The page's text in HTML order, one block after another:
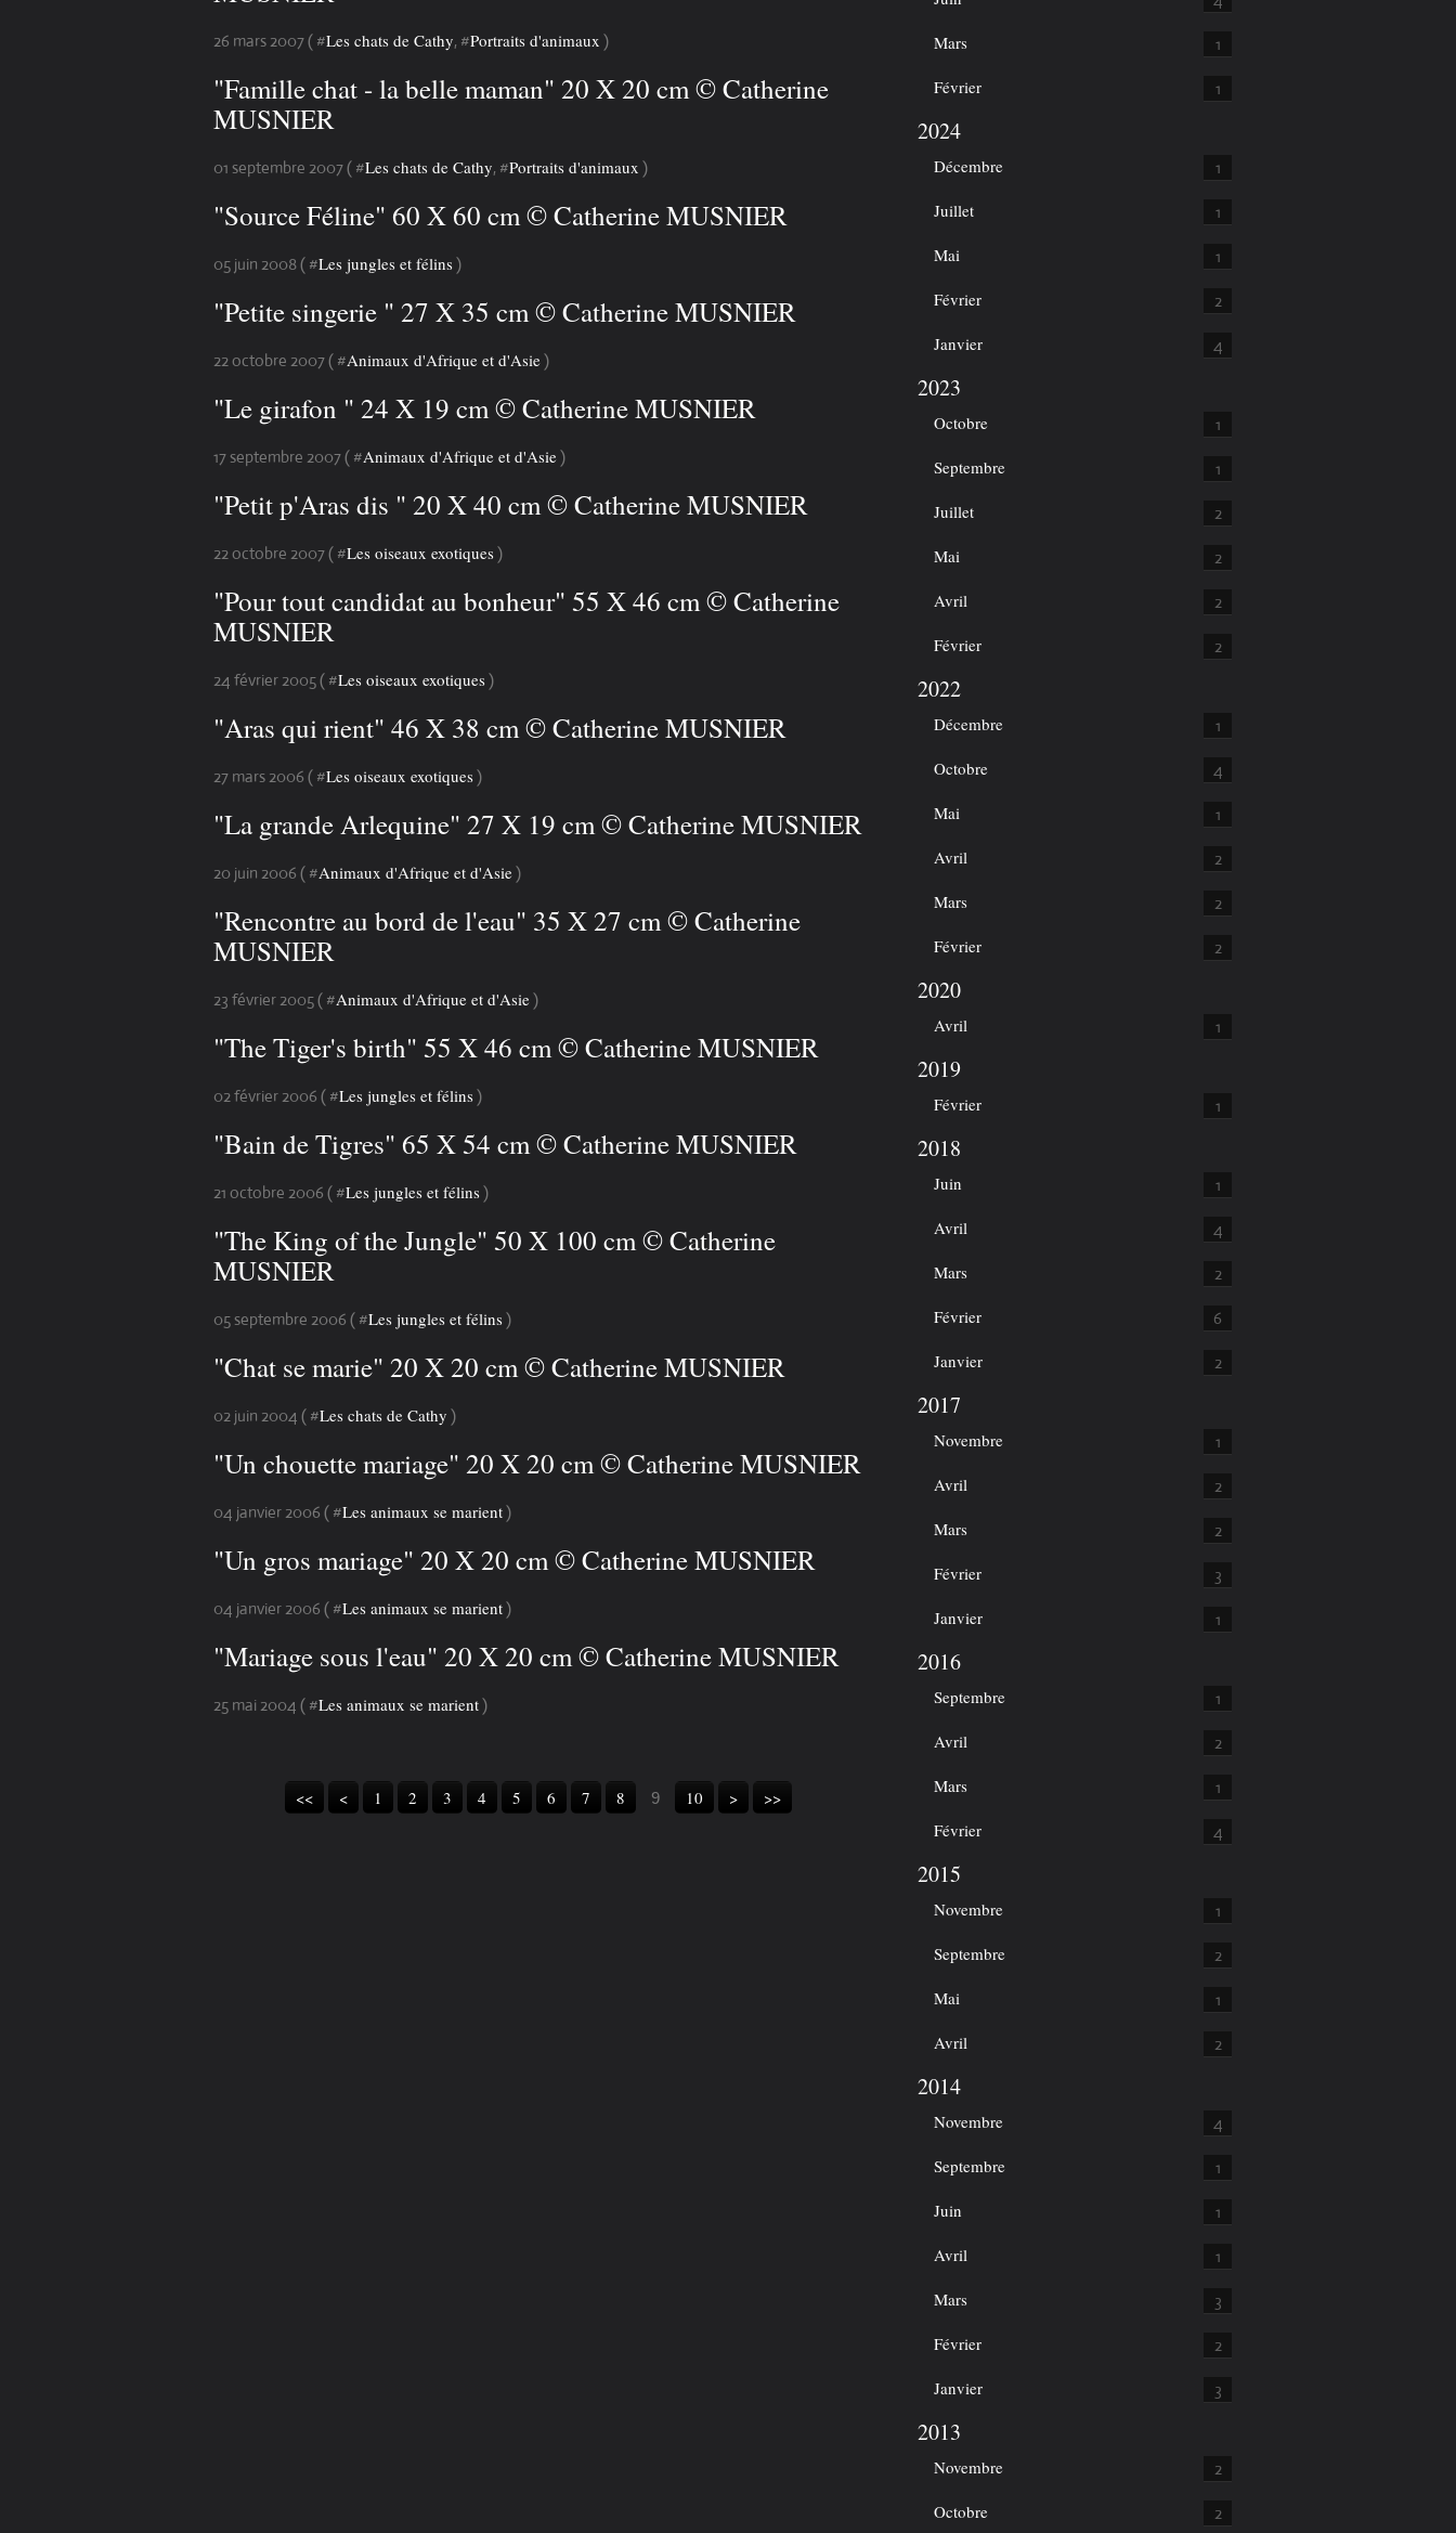
26 mars 2007 ( #Les chats de Cathy, #Portraits d'animaux )
"Famille chat - la belle maman" 20 X 20 cm © Catherine
MUSNIER
01 septembre 2007 ( #Les chats de Cathy, #Portraits d'animaux )
"Source Féline" 60 X 60 cm © Catherine MUSNIER
05 juin 2008 ( #Les jungles et félins)
"Petite singerie " 27 X 35 cm © Catherine MUSNIER
22 octobre 2007 ( #Animaux d'Afrique et d'Asie)
"Le girafon " 24 X 19 cm © Catherine MUSNIER
17 septembre 2007 ( #Animaux d'Afrique et d'Asie)
"Petit p'Aras dis " 20 X 40 cm © Catherine MUSNIER
22 octobre 2007 ( #Les oiseaux exotiques)
"Pour tout candidat au bonheur" 55 X 46 cm © Catherine
MUSNIER
24 février 2005 ( #Les oiseaux exotiques)
"Aras qui rient" 46 X 38 cm © Catherine MUSNIER
27 mars 2006 ( #Les oiseaux exotiques)
"La grande Arlequine" 27 X 19 cm © Catherine MUSNIER
20 juin 2006 ( #Animaux d'Afrique et d'Asie)
"Rencontre au bord de l'eau" 35 X 27 cm © Catherine
MUSNIER
23 février 2005 ( #Animaux d'Afrique et d'Asie)
"The Tiger's birth" 55 X 46 cm © Catherine MUSNIER
02 février 2006 ( #Les jungles et félins)
"Bain de Tigres" 65 X 54 cm © Catherine MUSNIER
21 octobre 2006 ( #Les jungles et félins)
"The King of the Jungle" 50 X 100 cm © Catherine
MUSNIER
05 septembre 2006 ( #Les jungles et félins)
"Chat se marie" 20 X 20 cm © Catherine MUSNIER
02 juin 2004 ( #Les chats de Cathy )
"Un chouette mariage" 20 X 20 cm © Catherine MUSNIER
04 janvier 2006 ( #Les animaux se marient)
"Un gros mariage" 20 X 20 cm © Catherine MUSNIER
04 janvier 2006 ( #Les animaux se marient)
"Mariage sous l'eau" 20 X 20 cm © Catherine MUSNIER
25 mai 2004 ( #Les animaux se marient)
<< < 1 2 3 4 5 6 7 8 9 10 > >>
Mars 1
Février 1
2024
Décembre 1
Juillet 1
Mai 1
Février 2
Janvier 4
2023
Octobre 1
Septembre 1
Juillet 2
Mai 2
Avril 2
Février 2
2022
Décembre 1
Octobre 4
Mai 1
Avril 2
Mars 2
Février 2
2020
Avril 1
2019
Février 1
2018
Juin 1
Avril 4
Mars 2
Février 6
Janvier 2
2017
Novembre 1
Avril 2
Mars 2
Février 3
Janvier 1
2016
Septembre 1
Avril 2
Mars 1
Février 4
2015
Novembre 1
Septembre 2
Mai 1
Avril 2
2014
Novembre 4
Septembre 1
Juin 1
Avril 1
Mars 3
Février 2
Janvier 3
2013
Novembre 2
Octobre 2